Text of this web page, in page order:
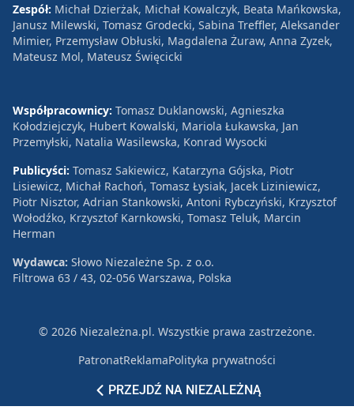
PRZEJDŹ NA NIEZALEŻNĄ
Zespół: Michał Dzierżak, Michał Kowalczyk, Beata Mańkowska,
Janusz Milewski, Tomasz Grodecki, Sabina Treffler, Aleksander
Mimier, Przemysław Obłuski, Magdalena Żuraw, Anna Zyzek,
Mateusz Mol, Mateusz Święcicki
Współpracownicy: Tomasz Duklanowski, Agnieszka
Kołodziejczyk, Hubert Kowalski, Mariola Łukawska, Jan
Przemyłski, Natalia Wasilewska, Konrad Wysocki
Publicyści: Tomasz Sakiewicz, Katarzyna Gójska, Piotr
Lisiewicz, Michał Rachoń, Tomasz Łysiak, Jacek Liziniewicz,
Piotr Nisztor, Adrian Stankowski, Antoni Rybczyński, Krzysztof
Wołodźko, Krzysztof Karnkowski, Tomasz Teluk, Marcin
Herman
Wydawca: Słowo Niezależne Sp. z o.o.
Filtrowa 63 / 43, 02-056 Warszawa, Polska
© 2026 Niezależna.pl. Wszystkie prawa zastrzeżone.
PatronatReklamaPolityka prywatności